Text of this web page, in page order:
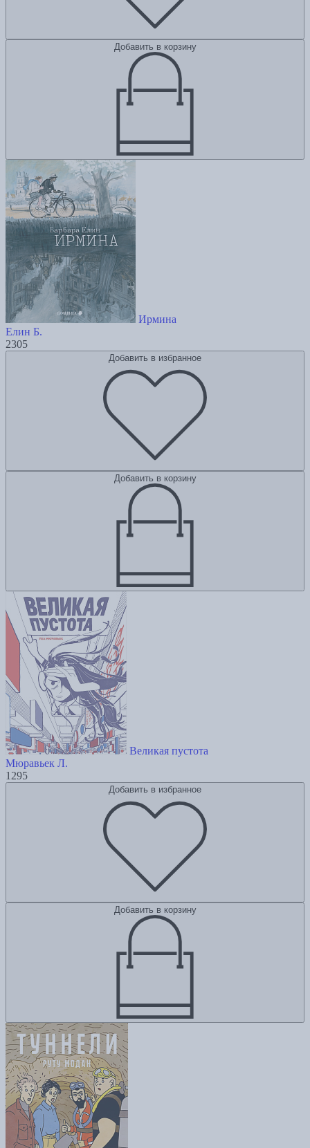
Добавить в корзину
Ирмина
Елин Б.
2305
Добавить в избранное
Добавить в корзину
Великая пустота
Мюравьек Л.
1295
Добавить в избранное
Добавить в корзину